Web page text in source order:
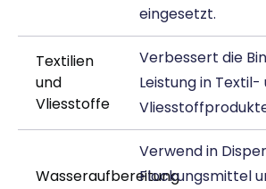
eingesetzt.
Textilien
und
Vliesstoffe
Verbessert die
Leistung in Textil-
Wasseraufbereitung
Verwend in
Flockungsmittel